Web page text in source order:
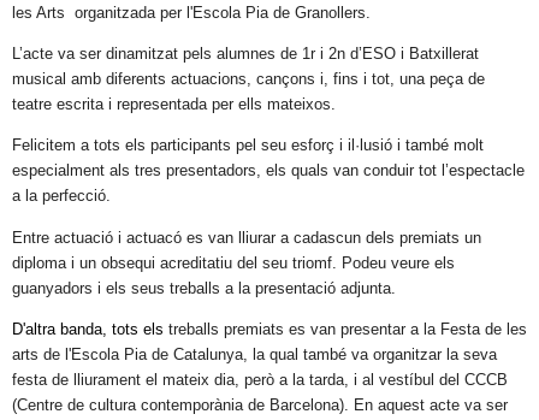
les Arts  organitzada per l'Escola Pia de Granollers.
L’acte va ser dinamitzat pels alumnes de 1r i 2n d’ESO i Batxillerat
musical amb diferents actuacions, cançons i, fins i tot, una peça de
teatre escrita i representada per ells mateixos.
Felicitem a tots els participants pel seu esforç i il·lusió i també molt
especialment als tres presentadors, els quals van conduir tot l’espectacle
a la perfecció.
Entre actuació i actuacó es van lliurar a cadascun dels premiats un
diploma i un obsequi acreditatiu del seu triomf. Podeu veure els
guanyadors i els seus treballs a la presentació adjunta.
D'altra banda, tots els treballs premiats es van presentar a la Festa de les
arts de l'Escola Pia de Catalunya, la qual també va organitzar la seva
festa de lliurament el mateix dia, però a la tarda, i al vestíbul del CCCB
(Centre de cultura contemporània de Barcelona). En aquest acte va ser